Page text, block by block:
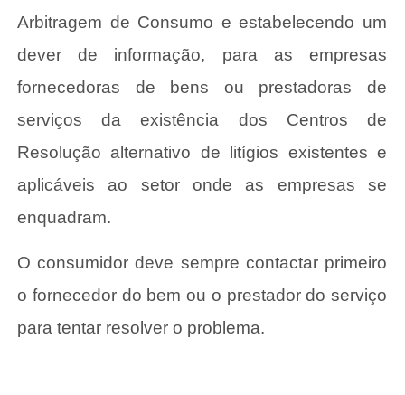
Arbitragem de Consumo e estabelecendo um
dever de informação, para as empresas
fornecedoras de bens ou prestadoras de
serviços da existência dos Centros de
Resolução alternativo de litígios existentes e
aplicáveis ao setor onde as empresas se
enquadram.
O consumidor deve sempre contactar primeiro
o fornecedor do bem ou o prestador do serviço
para tentar resolver o problema.